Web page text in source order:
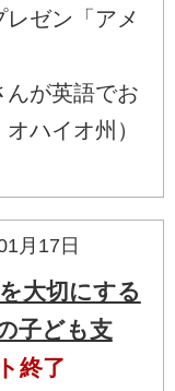
レゼン「アメ
が英語でお
ハイオ州）
月17日
大切にする
子ども支
終了